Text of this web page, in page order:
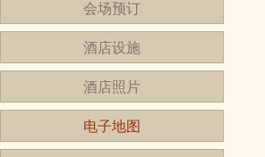
会场预订
酒店设施
酒店照片
电子地图